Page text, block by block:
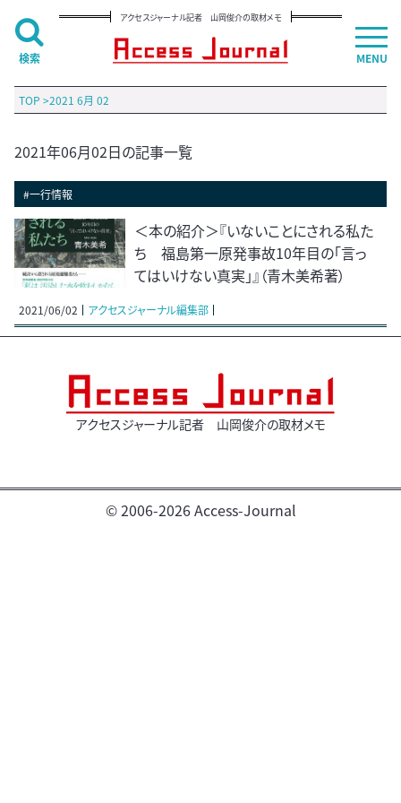
アクセスジャーナル記者 山岡俊介の取材メモ
TOP >2021 6月 02
2021年06月02日の記事一覧
#一行情報
＜本の紹介＞『いないことにされる私た
ち 福島第一原発事故10年目の「言っ
てはいけない真実」』（青木美希著）
2021/06/02 アクセスジャーナル編集部
アクセスジャーナル記者 山岡俊介の取材メモ
© 2006-2026 Access-Journal
MENU
検索